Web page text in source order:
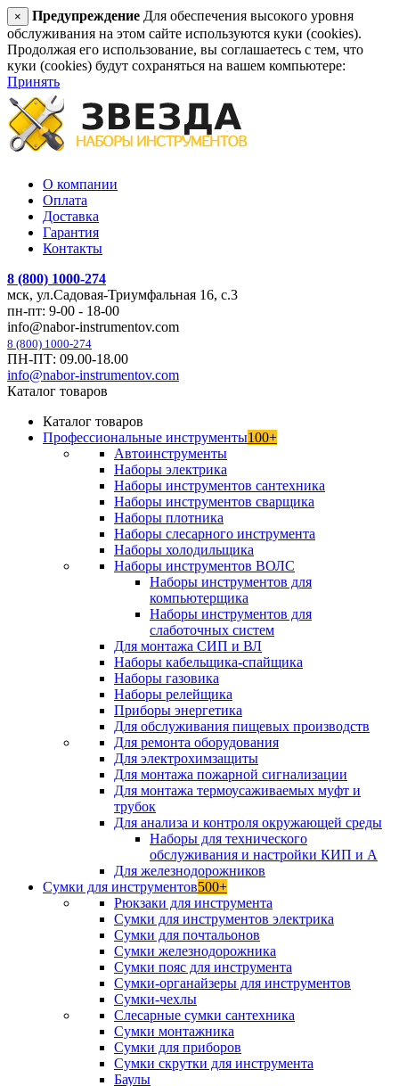
× Предупреждение Для обеспечения высокого уровня
обслуживания на этом сайте используются куки (cookies).
Продолжая его использование, вы соглашаетесь с тем, что
куки (cookies) будут сохраняться на вашем компьютере:
Принять
О компании
Оплата
Доставка
Гарантия
Контакты
8 (800) 1000-274
мск, ул.Садовая-Триумфальная 16, с.3
пн-пт: 9-00 - 18-00
info@nabor-instrumentov.com
8 (800) 1000-274
ПН-ПТ: 09.00-18.00
info@nabor-instrumentov.com
Каталог товаров
Каталог товаров
Профессиональные инструменты100+
Автоинструменты
Наборы электрика
Наборы инструментов сантехника
Наборы инструментов сварщика
Наборы плотника
Наборы слесарного инструмента
Наборы холодильщика
Наборы инструментов ВОЛС
Наборы инструментов для
компьютерщика
Наборы инструментов для
слаботочных систем
Для монтажа СИП и ВЛ
Наборы кабельщика-спайщика
Наборы газовика
Наборы релейщика
Приборы энергетика
Для обслуживания пищевых производств
Для ремонта оборудования
Для электрохимзащиты
Для монтажа пожарной сигнализации
Для монтажа термоусаживаемых муфт и
трубок
Для анализа и контроля окружающей среды
Наборы для технического
обслуживания и настройки КИП и А
Для железнодорожников
Сумки для инструментов500+
Рюкзаки для инструмента
Сумки для инструментов электрика
Сумки для почтальонов
Сумки железнодорожника
Сумки пояс для инструмента
Сумки-органайзеры для инструментов
Сумки-чехлы
Слесарные сумки сантехника
Сумки монтажника
Сумки для приборов
Сумки скрутки для инструмента
Баулы